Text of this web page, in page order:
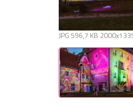
JPG596,7 KB